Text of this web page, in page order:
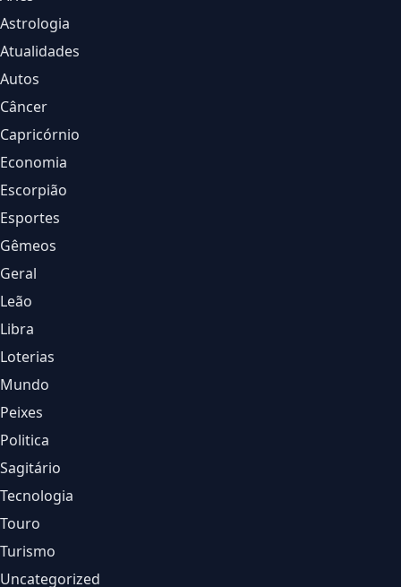
Astrologia
Atualidades
Autos
Câncer
Capricórnio
Economia
Escorpião
Esportes
Gêmeos
Geral
Leão
Libra
Loterias
Mundo
Peixes
Politica
Sagitário
Tecnologia
Touro
Turismo
Uncategorized